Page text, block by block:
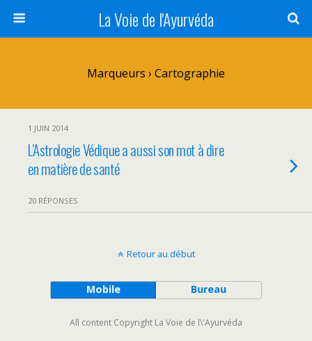
La Voie de l'Ayurvéda
Marqueurs › Cartographie
1 JUIN 2014
L’Astrologie Védique a aussi son mot à dire
en matière de santé
20 RÉPONSES
Retour au début
Mobile Bureau
All content Copyright La Voie de l\'Ayurvéda